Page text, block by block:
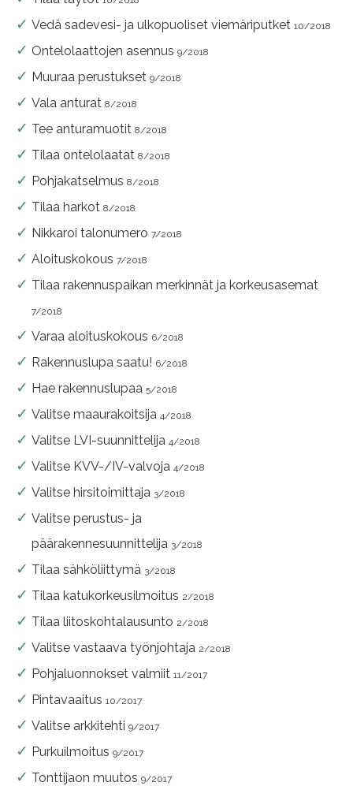
Vedä sadevesi- ja ulkopuoliset viemäriputket 10/2018
Ontelolaattojen asennus 9/2018
Muuraa perustukset 9/2018
Vala anturat 8/2018
Tee anturamuotit 8/2018
Tilaa ontelolaatat 8/2018
Pohjakatselmus 8/2018
Tilaa harkot 8/2018
Nikkaroi talonumero 7/2018
Aloituskokous 7/2018
Tilaa rakennuspaikan merkinnät ja korkeusasemat
7/2018
Varaa aloituskokous 6/2018
Rakennuslupa saatu! 6/2018
Hae rakennuslupaa 5/2018
Valitse maaurakoitsija 4/2018
Valitse LVI-suunnittelija 4/2018
Valitse KVV-/IV-valvoja 4/2018
Valitse hirsitoimittaja 3/2018
Valitse perustus- ja
päärakennesuunnittelija 3/2018
Tilaa sähköliittymä 3/2018
Tilaa katukorkeusilmoitus 2/2018
Tilaa liitoskohtalausunto 2/2018
Valitse vastaava työnjohtaja 2/2018
Pohjaluonnokset valmiit 11/2017
Pintavaaitus 10/2017
Valitse arkkitehti 9/2017
Purkuilmoitus 9/2017
Tonttijaon muutos 9/2017